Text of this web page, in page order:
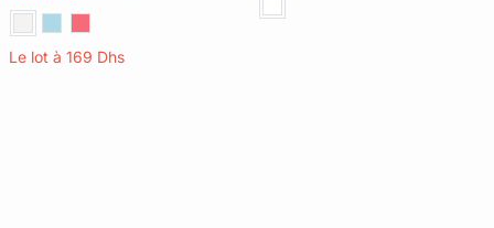
Le lot à 169 Dhs